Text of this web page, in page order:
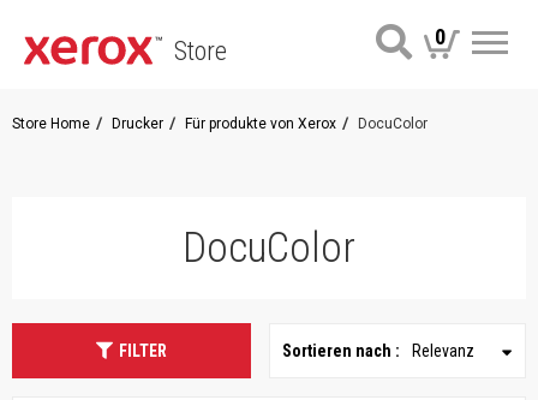
Store 0
Store Home Drucker Für produkte von Xerox DocuColor
DocuColor
FILTER Sortieren nach : Relevanz